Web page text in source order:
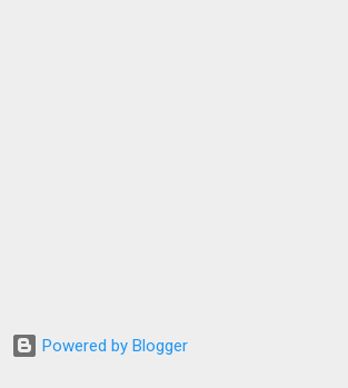
Powered by Blogger